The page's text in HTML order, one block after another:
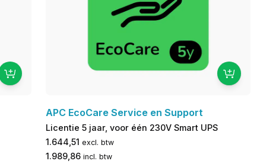
APC EcoCare Service en Support
Licentie 5 jaar, voor één 230V Smart UPS
1.644,51 excl. btw
1.989,86 incl. btw